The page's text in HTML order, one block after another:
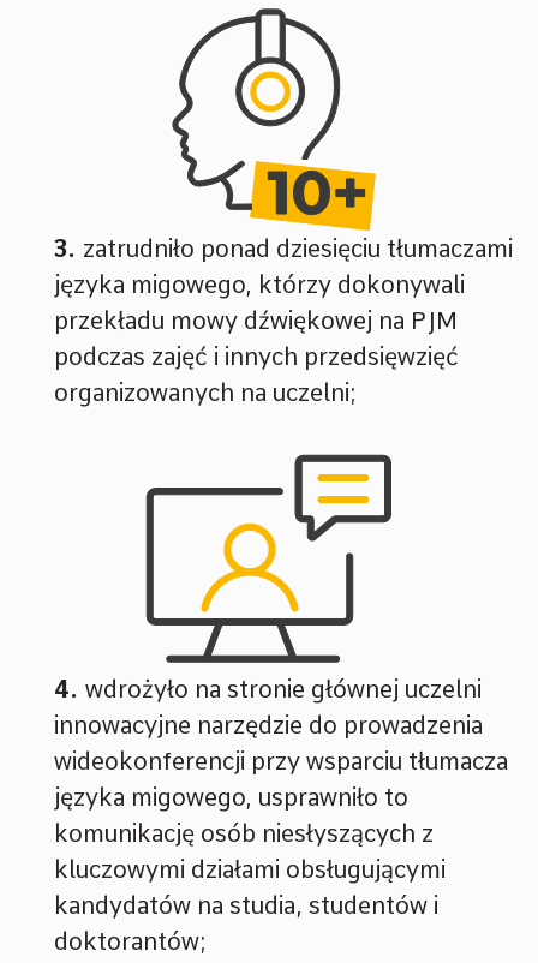
zatrudniło ponad dziesięciu tłumaczami
języka migowego, którzy dokonywali
przekładu mowy dźwiękowej na PJM
podczas zajęć i innych przedsięwzięć
organizowanych na uczelni;
wdrożyło na stronie głównej uczelni
innowacyjne narzędzie do prowadzenia
wideokonferencji przy wsparciu tłumacza
języka migowego, usprawniło to
komunikację osób niesłyszących z
kluczowymi działami obsługującymi
kandydatów na studia, studentów i
doktorantów;